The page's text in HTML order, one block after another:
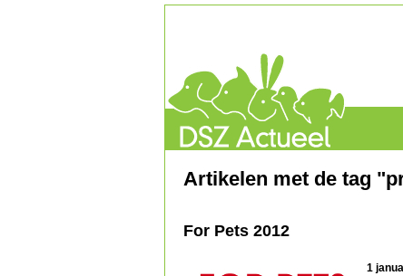
Artikelen met de tag
For Pets 2012
1